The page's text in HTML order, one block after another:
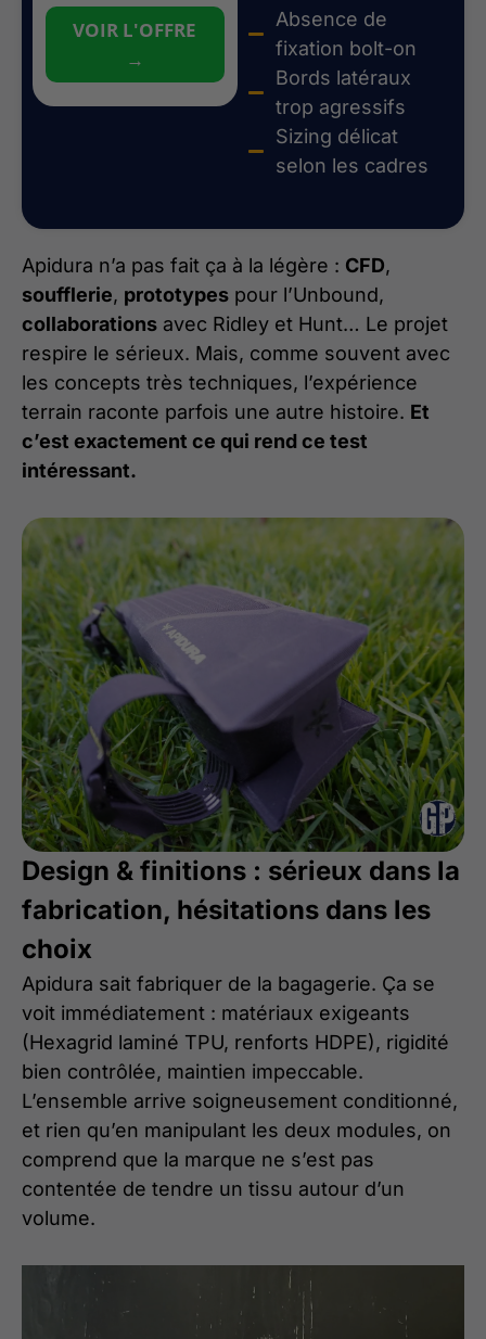
VOIR L'OFFRE
→
Absence de
fixation bolt-on
Bords latéraux
trop agressifs
Sizing délicat
selon les cadres
Apidura n’a pas fait ça à la légère : CFD,
soufflerie, prototypes pour l’Unbound,
collaborations avec Ridley et Hunt… Le projet
respire le sérieux. Mais, comme souvent avec
les concepts très techniques, l’expérience
terrain raconte parfois une autre histoire. Et
c’est exactement ce qui rend ce test
intéressant.
Design & finitions : sérieux dans la
fabrication, hésitations dans les
choix
Apidura sait fabriquer de la bagagerie. Ça se
voit immédiatement : matériaux exigeants
(Hexagrid laminé TPU, renforts HDPE), rigidité
bien contrôlée, maintien impeccable.
L’ensemble arrive soigneusement conditionné,
et rien qu’en manipulant les deux modules, on
comprend que la marque ne s’est pas
contentée de tendre un tissu autour d’un
volume.